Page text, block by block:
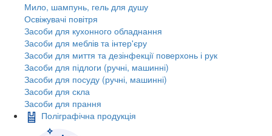
Мило, шампунь, гель для душу
Освіжувачі повітря
Засоби для кухонного обладнання
Засоби для меблів та інтер'єру
Засоби для миття та дезінфекції поверхонь і рук
Засоби для підлоги (ручні, машинні)
Засоби для посуду (ручні, машинні)
Засоби для скла
Засоби для прання
Поліграфічна продукція